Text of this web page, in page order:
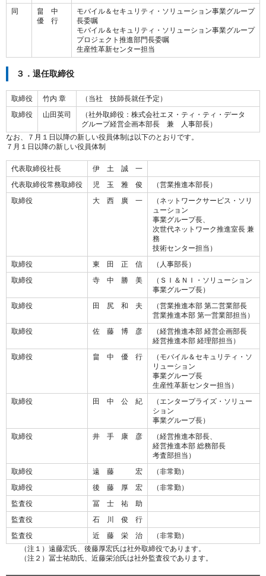
同
畠 中
優 行
モバイル＆セキュリティ・ソリューション事業グループ
長委嘱
モバイル＆セキュリティ・ソリューション事業グループ
プロジェクト推進部門長委嘱
生産性革新センター担当
３．退任取締役
取締役 竹内 章
（当社 技師長就任予定）
取締役
山田英司
（社外取締役：株式会社エヌ・ティ・ティ・データ
グループ経営企画本部長 兼 人事部長）
なお、７月１日以降の新しい役員体制は以下のとおりです。
７月１日以降の新しい役員体制
代表取締役社長
伊 土 誠 一
代表取締役常務取締役
児 玉 雅 俊
（営業推進本部長）
取締役
大 西 廣 一
（ネットワークサービス・ソリ
ューション
事業グループ長、
次世代ネットワーク推進室長 兼
務
技術センター担当）
取締役
東 田 正 信
（人事部長）
取締役
寺 中 勝 美
（ＳＩ＆ＮＩ・ソリューション
事業グループ長）
取締役
田 尻 和 夫
（営業推進本部 第二営業部長
営業推進本部 第一営業部担当）
取締役
佐 藤 博 彦
（経営推進本部 経営企画部長
経営推進本部 経理部担当）
取締役
畠 中 優 行
（モバイル＆セキュリティ・ソ
リューション
事業グループ長
生産性革新センター担当）
取締役
田 中 公 紀
（エンタープライズ・ソリュー
ション
事業グループ長）
取締役
井 手 康 彦
（経営推進本部長、
経営推進本部 総務部長
考査部担当）
取締役
遠 藤 宏
（非常勤）
取締役
後 藤 厚 宏
（非常勤）
監査役
冨 士 祐 助
監査役
石 川 俊 行
監査役
近 藤 栄 治
（非常勤）
（注１）遠藤宏氏、後藤厚宏氏は社外取締役であります。
（注２）冨士祐助氏、近藤栄治氏は社外監査役であります。